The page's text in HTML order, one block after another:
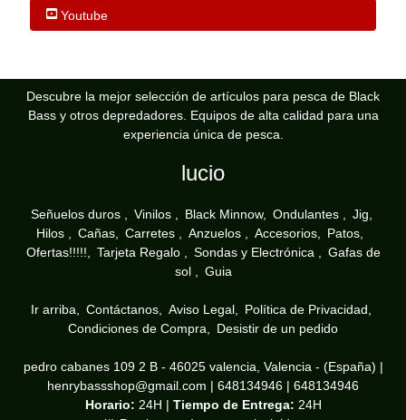
Youtube
Descubre la mejor selección de artículos para pesca de Black
Bass y otros depredadores. Equipos de alta calidad para una
experiencia única de pesca.
lucio
Señuelos duros Vinilos Black Minnow Ondulantes
Jig
Hilos
Cañas Carretes Anzuelos Accesorios
Patos
Ofertas!!!!!
Tarjeta Regalo Sondas y Electrónica
Gafas de
sol
Guia
Ir arriba Contáctanos Aviso Legal
Política de Privacidad
Condiciones de Compra
Desistir de un pedido
pedro cabanes 109 2 B - 46025 valencia, Valencia - (España) |
henrybassshop@gmail.com | 648134946 | 648134946
Horario: 24H | Tiempo de Entrega: 24H